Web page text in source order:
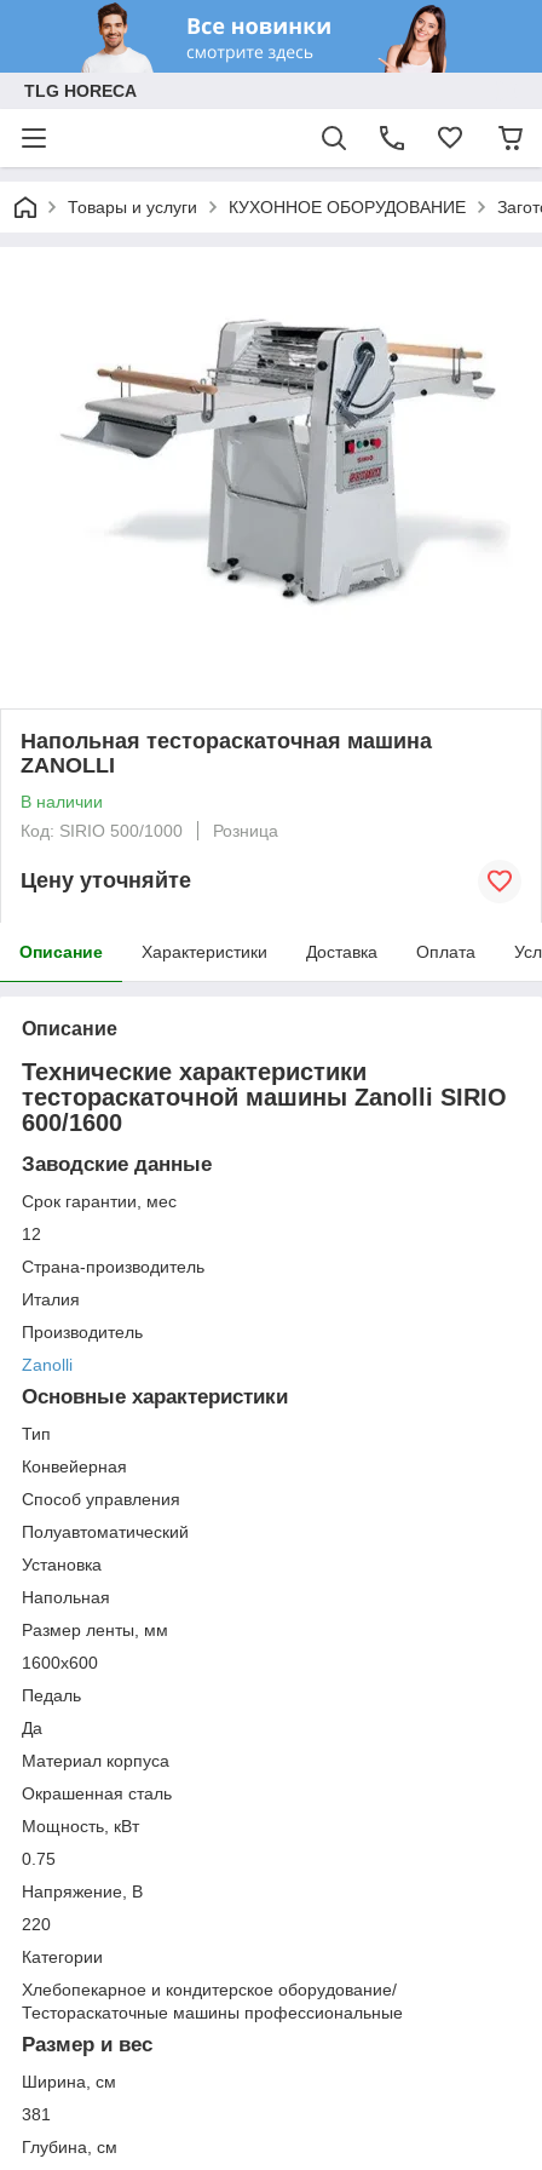
TLG HORECA
Товары и услуги КУХОННОЕ ОБОРУДОВАНИЕ
Напольная тестораскаточная машина
ZANOLLI
В наличии
Код: SIRIO 500/1000
Розница
Цену уточняйте
Описание Характеристики Доставка Оплата
Описание
Технические характеристики
тестораскаточной машины Zanolli SIRIO
600/1600
Заводские данные
Срок гарантии, мес
12
Страна-производитель
Италия
Производитель
Zanolli
Основные характеристики
Тип
Конвейерная
Способ управления
Полуавтоматический
Установка
Напольная
Размер ленты, мм
1600х600
Педаль
Да
Материал корпуса
Окрашенная сталь
Мощность, кВт
0.75
Напряжение, В
220
Категории
Хлебопекарное и кондитерское оборудование/
Тестораскаточные машины профессиональные
Размер и вес
Ширина, см
381
Глубина, см